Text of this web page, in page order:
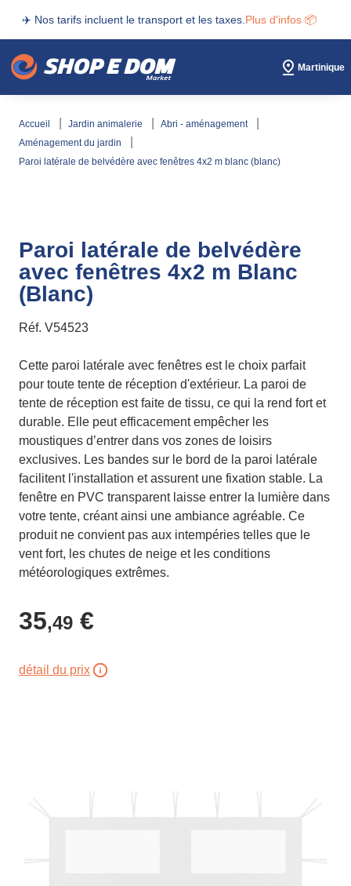
✈️ Nos tarifs incluent le transport et les taxes. Plus d'infos 📦
Martinique
accueil jardin animalerie
abri - aménagement
aménagement du jardin
paroi latérale de belvédère avec fenêtres 4x2 m blanc (blanc)
Paroi latérale de belvédère
avec fenêtres 4x2 m Blanc
(Blanc)
Réf. V54523
Cette paroi latérale avec fenêtres est le choix parfait
pour toute tente de réception d'extérieur. La paroi de
tente de réception est faite de tissu, ce qui la rend fort et
durable. Elle peut efficacement empêcher les
moustiques d’entrer dans vos zones de loisirs
exclusives. Les bandes sur le bord de la paroi latérale
facilitent l'installation et assurent une fixation stable. La
fenêtre en PVC transparent laisse entrer la lumière dans
votre tente, créant ainsi une ambiance agréable. Ce
produit ne convient pas aux intempéries telles que le
vent fort, les chutes de neige et les conditions
météorologiques extrêmes.
35,49 €
détail du prix